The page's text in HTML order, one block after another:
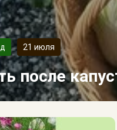
21 июля
после